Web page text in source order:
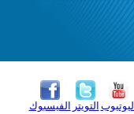
الفيسبوك التويتر